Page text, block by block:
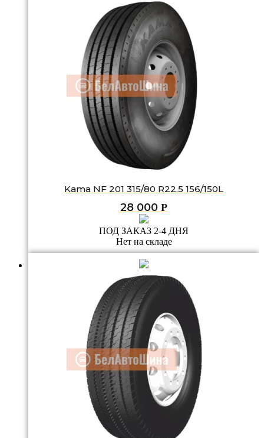
Kama NF 201 315/80 R22.5 156/150L
28 000 Р
ПОД ЗАКАЗ 2-4 ДНЯ
Нет на складе